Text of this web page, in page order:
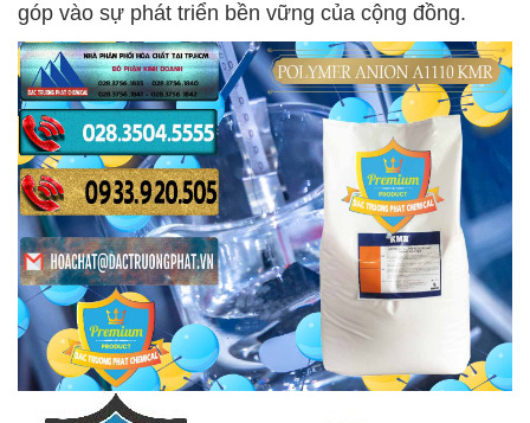
góp vào sự phát triển bền vững của cộng đồng.